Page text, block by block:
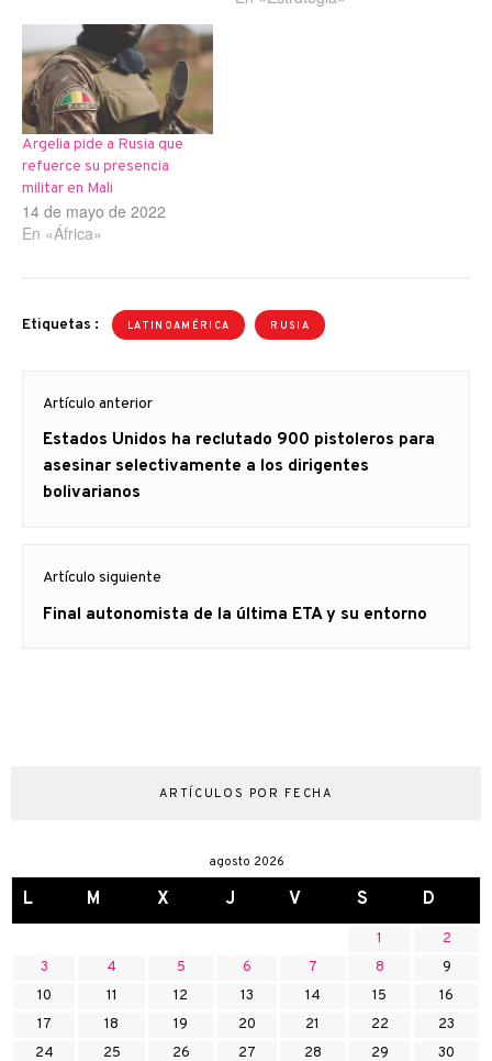
Argelia pide a Rusia que
refuerce su presencia
militar en Mali
14 de mayo de 2022
En «África»
Etiquetas : LATINOAMÉRICA RUSIA
de
entradas
Artículo anterior
Artículo
anterior
Estados Unidos ha reclutado 900 pistoleros para
asesinar selectivamente a los dirigentes
bolivarianos
Artículo siguiente
Artículo
Final autonomista de la última ETA y su entorno
ARTÍCULOS POR FECHA
agosto 2026
L M X J V S D
1
2
3
4 5 6 7 8
9
10
11 12 13 14 15
16
17
18 19 20 21 22
23
24
25 26 27 28 29
30